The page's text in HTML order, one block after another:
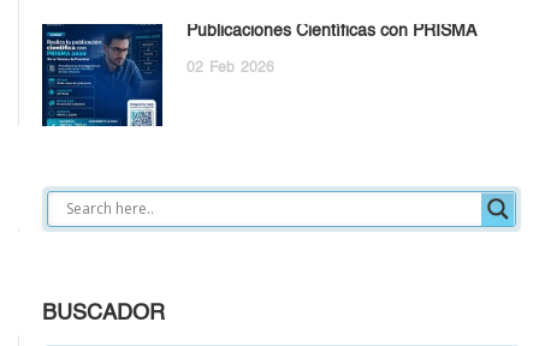
Publicaciones Científicas con PRISMA
02 Feb 2026
BUSCADOR